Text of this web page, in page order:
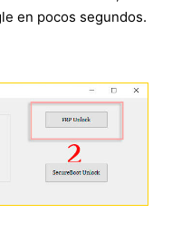
en pocos segundos.